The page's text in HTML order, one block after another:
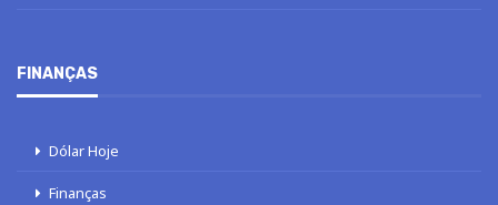
FINANÇAS
Dólar Hoje
Finanças